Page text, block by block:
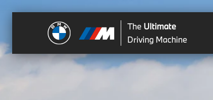
The Ultimate
Driving Machine